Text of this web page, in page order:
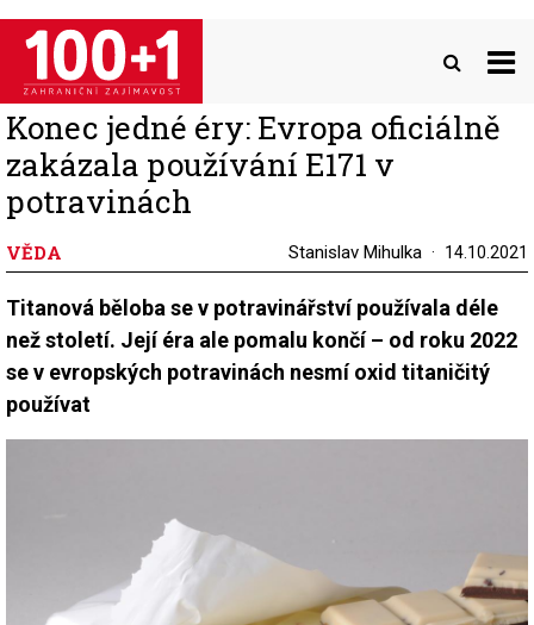
Přejít
hlavnímu
obsahu
Konec jedné éry: Evropa oficiálně
zakázala používání E171 v
potravinách
VĚDA Stanislav Mihulka 14.10.2021
Titanová běloba se v potravinářství používala déle
než století. Její éra ale pomalu končí – od roku 2022
se v evropských potravinách nesmí oxid titaničitý
používat